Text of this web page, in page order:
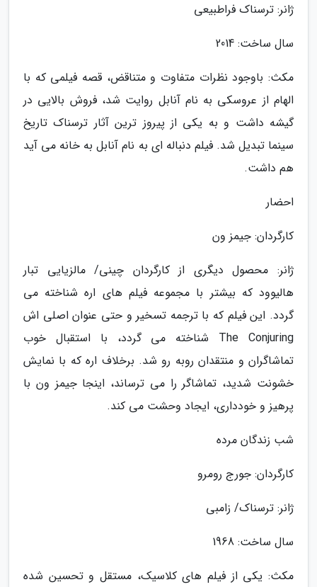
ژانر: ترسناک فراطبیعی
سال ساخت: 2014
مکث: باوجود نظرات متفاوت و متناقض، قصه فیلمی که با
الهام از عروسکی به نام آنابل روایت شد، فروش بالایی در
گیشه داشت و به یکی از پیروز ترین آثار ترسناک تاریخ
سینما تبدیل شد. فیلم دنباله ای به نام آنابل به خانه می آید
هم داشت.
احضار
کارگردان: جیمز ون
ژانر: محصول دیگری از کارگردان چینی/ مالزیایی تبار
هالیوود که بیشتر با مجموعه فیلم های اره شناخته می
گردد. این فیلم که با ترجمه تسخیر و حتی عنوان اصلی اش
The Conjuring شناخته می گردد، با استقبال خوب
تماشاگران و منتقدان روبه رو شد. برخلاف اره که با نمایش
خشونت شدید، تماشاگر را می ترساند، اینجا جیمز ون با
پرهیز و خودداری، ایجاد وحشت می کند.
شب زندگان مرده
کارگردان: جورج رومرو
ژانر: ترسناک/ زامبی
سال ساخت: 1968
مکث: یکی از فیلم های کلاسیک، مستقل و تحسین شده